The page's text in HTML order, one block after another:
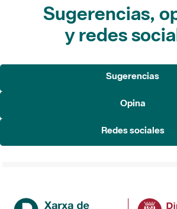
Sugerencias,
y redes
Sugerencias
Opina
Redes sociales